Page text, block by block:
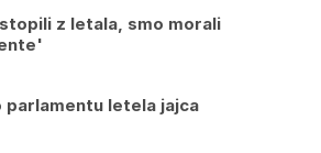
z letala, smo morali
parlamentu letela jajca